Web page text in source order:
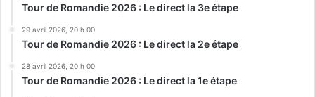
Tour de Romandie 2026 : Le direct la 3e étape
29 avril 2026, 20 h 00
Tour de Romandie 2026 : Le direct la 2e étape
28 avril 2026, 20 h 00
Tour de Romandie 2026 : Le direct la 1e étape